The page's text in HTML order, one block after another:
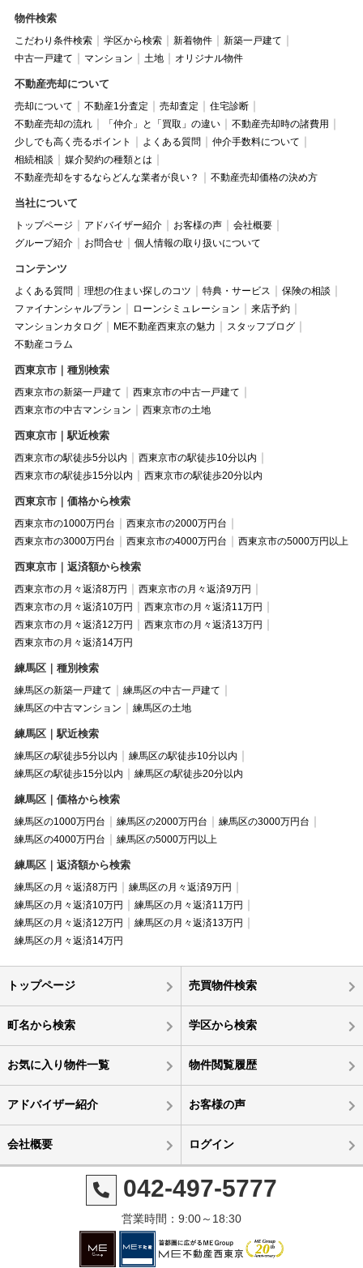
物件検索
こだわり条件検索 学区から検索 新着物件
新築一戸建て
中古一戸建て
マンション 土地 オリジナル物件
不動産売却について
売却について 不動産1分査定 売却査定
住宅診断
不動産売却の流れ
「仲介」と「買取」の違い
不動産売却時の諸費用
少しでも高く売るポイント
よくある質問
仲介手数料について
相続相談
媒介契約の種類とは
不動産売却をするならどんな業者が良い？
不動産売却価格の決め方
当社について
トップページ アドバイザー紹介 お客様の声
会社概要
グループ紹介
お問合せ 個人情報の取り扱いについて
コンテンツ
よくある質問 理想の住まい探しのコツ 特典・サービス
保険の相談
ファイナンシャルプラン
ローンシミュレーション
来店予約
マンションカタログ
ME不動産西東京の魅力
スタッフブログ
不動産コラム
西東京市｜種別検索
西東京市の新築一戸建て
西東京市の中古一戸建て
西東京市の中古マンション
西東京市の土地
西東京市｜駅近検索
西東京市の駅徒歩5分以内
西東京市の駅徒歩10分以内
西東京市の駅徒歩15分以内
西東京市の駅徒歩20分以内
西東京市｜価格から検索
西東京市の1000万円台
西東京市の2000万円台
西東京市の3000万円台
西東京市の4000万円台 西東京市の5000万円以上
西東京市｜返済額から検索
西東京市の月々返済8万円
西東京市の月々返済9万円
西東京市の月々返済10万円
西東京市の月々返済11万円
西東京市の月々返済12万円
西東京市の月々返済13万円
西東京市の月々返済14万円
練馬区｜種別検索
練馬区の新築一戸建て
練馬区の中古一戸建て
練馬区の中古マンション
練馬区の土地
練馬区｜駅近検索
練馬区の駅徒歩5分以内
練馬区の駅徒歩10分以内
練馬区の駅徒歩15分以内
練馬区の駅徒歩20分以内
練馬区｜価格から検索
練馬区の1000万円台 練馬区の2000万円台
練馬区の3000万円台
練馬区の4000万円台
練馬区の5000万円以上
練馬区｜返済額から検索
練馬区の月々返済8万円
練馬区の月々返済9万円
練馬区の月々返済10万円
練馬区の月々返済11万円
練馬区の月々返済12万円
練馬区の月々返済13万円
練馬区の月々返済14万円
トップページ 売買物件検索
町名から検索 学区から検索
お気に入り物件一覧 物件閲覧履歴
アドバイザー紹介 お客様の声
会社概要 ログイン
042-497-5777
営業時間：9:00～18:30